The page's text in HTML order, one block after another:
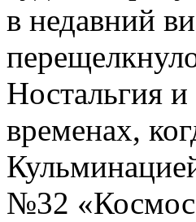
в недавний
Ностальгия
временах,
№32